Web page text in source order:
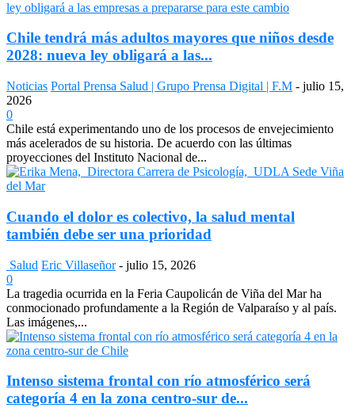
Chile tendrá más adultos mayores que niños desde
2028: nueva ley obligará a las...
Noticias Portal Prensa Salud | Grupo Prensa Digital | F.M - julio 15,
2026
0
Chile está experimentando uno de los procesos de envejecimiento
más acelerados de su historia. De acuerdo con las últimas
proyecciones del Instituto Nacional de...
Cuando el dolor es colectivo, la salud mental
también debe ser una prioridad
Salud Eric Villaseñor - julio 15, 2026
0
La tragedia ocurrida en la Feria Caupolicán de Viña del Mar ha
conmocionado profundamente a la Región de Valparaíso y al país.
Las imágenes,...
Intenso sistema frontal con río atmosférico será
categoría 4 en la zona centro-sur de...